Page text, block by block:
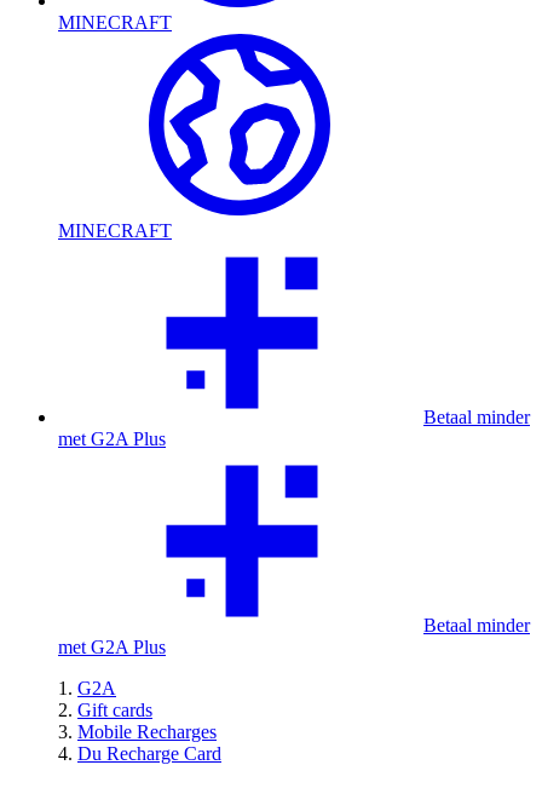
MINECRAFT
MINECRAFT
Betaal minder
met G2A Plus
Betaal minder
met G2A Plus
G2A
Gift cards
Mobile Recharges
Du Recharge Card